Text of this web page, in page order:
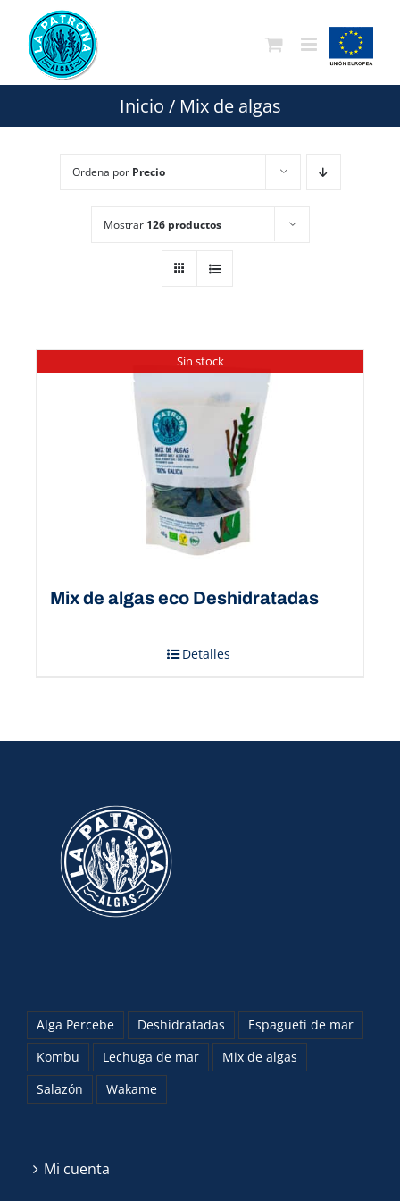
contenido
Inicio / Mix de algas
Ordena por Precio
Mostrar 126 productos
Sin stock
Mix de algas eco Deshidratadas
Detalles
Alga Percebe Deshidratadas
Espagueti de mar
Kombu
Lechuga de mar
Mix de algas
Salazón
Wakame
Mi cuenta